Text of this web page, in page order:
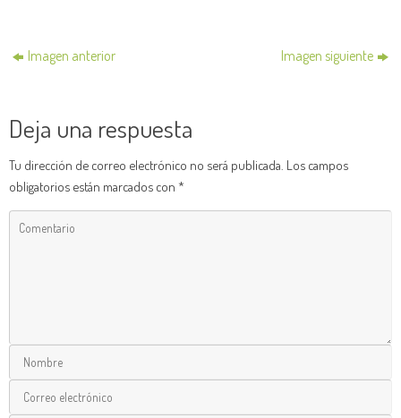
Imagen anterior Imagen siguiente
Deja una respuesta
Tu dirección de correo electrónico no será publicada. Los campos
obligatorios están marcados con *